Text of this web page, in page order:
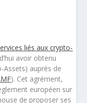
liés aux crypto-
avoir obtenu
Assets) auprès de
). Cet agrément,
européen sur
de proposer ses